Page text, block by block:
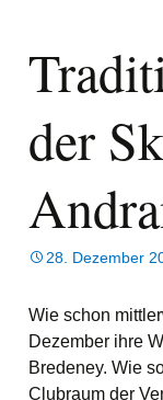
der
28. Dezember
Wie schon
Dezember ihre
Bredeney. Wie
Clubraum der